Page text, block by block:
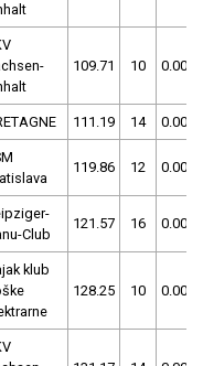
109.71 10 0.00
111.19 14 0.00
119.86 12 0.00
Club
121.57 16 0.00
klub
128.25 10 0.00